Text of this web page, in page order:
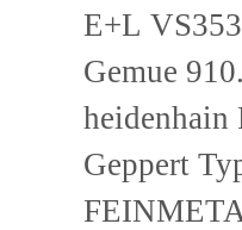
E+L
Gemue
Geppert